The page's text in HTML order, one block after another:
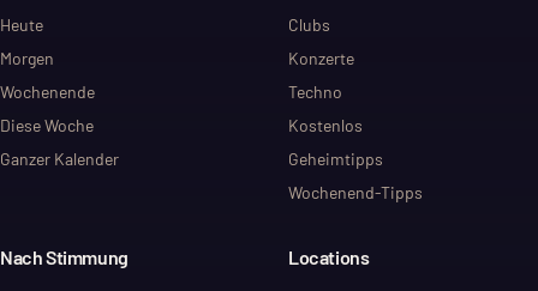
Heute
Morgen
Wochenende
Diese Woche
Ganzer Kalender
Clubs
Konzerte
Techno
Kostenlos
Geheimtipps
Wochenend-Tipps
Nach Stimmung Locations